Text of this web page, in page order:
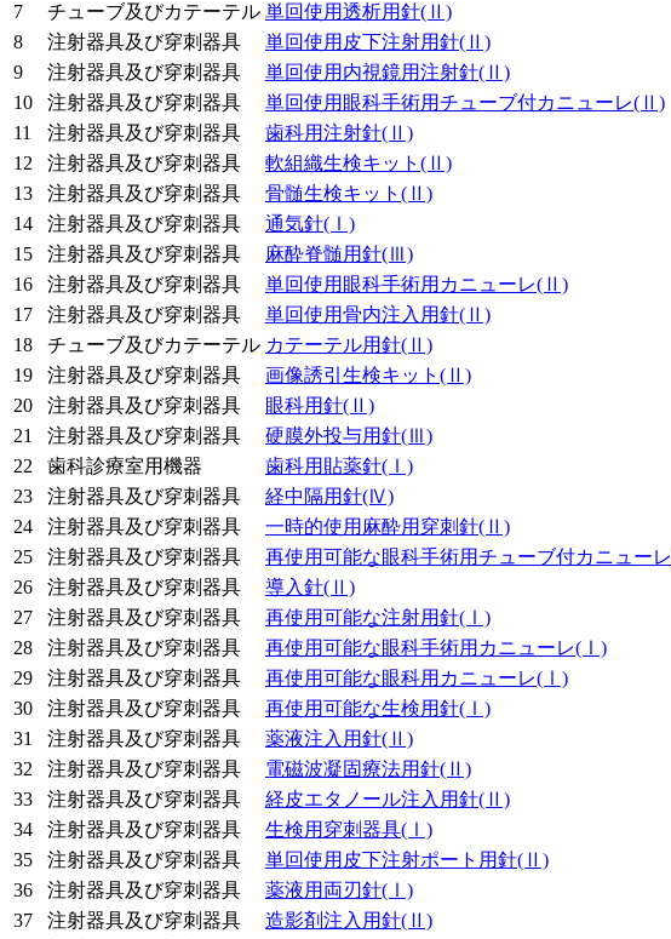
7
チューブ及びカテーテル 単回使用透析用針(Ⅱ)
8
注射器具及び穿刺器具 単回使用皮下注射用針(Ⅱ)
9
注射器具及び穿刺器具 単回使用内視鏡用注射針(Ⅱ)
10
注射器具及び穿刺器具 単回使用眼科手術用チューブ付カニューレ(Ⅱ)
11
注射器具及び穿刺器具 歯科用注射針(Ⅱ)
12
注射器具及び穿刺器具 軟組織生検キット (Ⅱ)
13
注射器具及び穿刺器具 骨髄生検キット (Ⅱ)
14
注射器具及び穿刺器具 通気針(Ⅰ)
15
注射器具及び穿刺器具 麻酔脊髄用針(Ⅲ)
16
注射器具及び穿刺器具 単回使用眼科手術用カニューレ(Ⅱ)
17
注射器具及び穿刺器具 単回使用骨内注入用針(Ⅱ)
18
チューブ及びカテーテル カテーテル用針(Ⅱ)
19
注射器具及び穿刺器具 画像誘引生検キット (Ⅱ)
20
注射器具及び穿刺器具 眼科用針(Ⅱ)
21
注射器具及び穿刺器具 硬膜外投与用針(Ⅲ)
22
歯科診療室用機器 歯科用貼薬針(Ⅰ)
23
注射器具及び穿刺器具 経中隔用針(Ⅳ)
24
注射器具及び穿刺器具 一時的使用麻酔用穿刺針(Ⅱ)
25
注射器具及び穿刺器具 再使用可能な眼科手術用チューブ付カニューレ
26
注射器具及び穿刺器具 導入針(Ⅱ)
27
注射器具及び穿刺器具 再使用可能な注射用針(Ⅰ)
28
注射器具及び穿刺器具 再使用可能な眼科手術用カニューレ(Ⅰ)
29
注射器具及び穿刺器具 再使用可能な眼科用カニューレ(Ⅰ)
30
注射器具及び穿刺器具 再使用可能な生検用針(Ⅰ)
31
注射器具及び穿刺器具 薬液注入用針(Ⅱ)
32
注射器具及び穿刺器具 電磁波凝固療法用針(Ⅱ)
33
注射器具及び穿刺器具 経皮エタノール注入用針(Ⅱ)
34
注射器具及び穿刺器具 生検用穿刺器具(Ⅰ)
35
注射器具及び穿刺器具 単回使用皮下注射ポート用針(Ⅱ)
36
注射器具及び穿刺器具 薬液用両刃針(Ⅰ)
37
注射器具及び穿刺器具 造影剤注入用針(Ⅱ)